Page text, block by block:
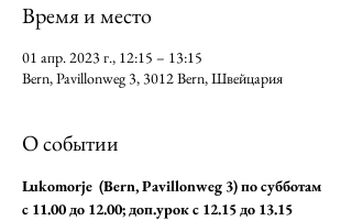
Время и место
01 апр. 2023 г., 12:15 – 13:15
Bern, Pavillonweg 3, 3012 Bern, Швейцария
О событии
Lukomorje  (Bern, Pavillonweg 3) по субботам
с 11.00 до 12.00; доп.урок с 12.15 до 13.15